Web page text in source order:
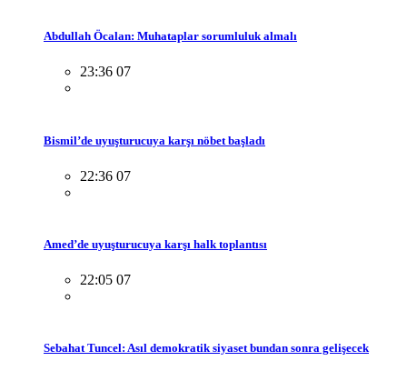
Abdullah Öcalan: Muhataplar sorumluluk almalı
23:36 07
Bismil’de uyuşturucuya karşı nöbet başladı
22:36 07
Amed’de uyuşturucuya karşı halk toplantısı
22:05 07
Sebahat Tuncel: Asıl demokratik siyaset bundan sonra gelişecek